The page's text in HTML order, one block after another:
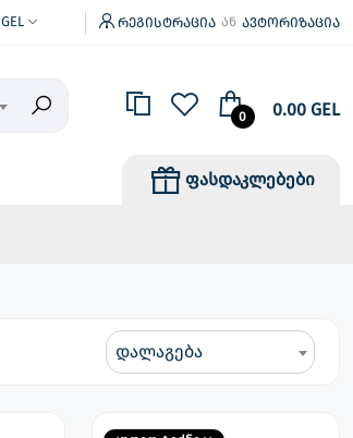
GEL რეგისტრაცია ან ავტორიზაცია
0 0.00 GEL
ფასდაკლებები
დალაგება